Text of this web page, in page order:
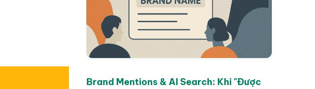
Brand Mentions & AI Search: Khi "Được